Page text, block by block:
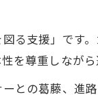
る支援」です
尊重しながら
との葛藤、進